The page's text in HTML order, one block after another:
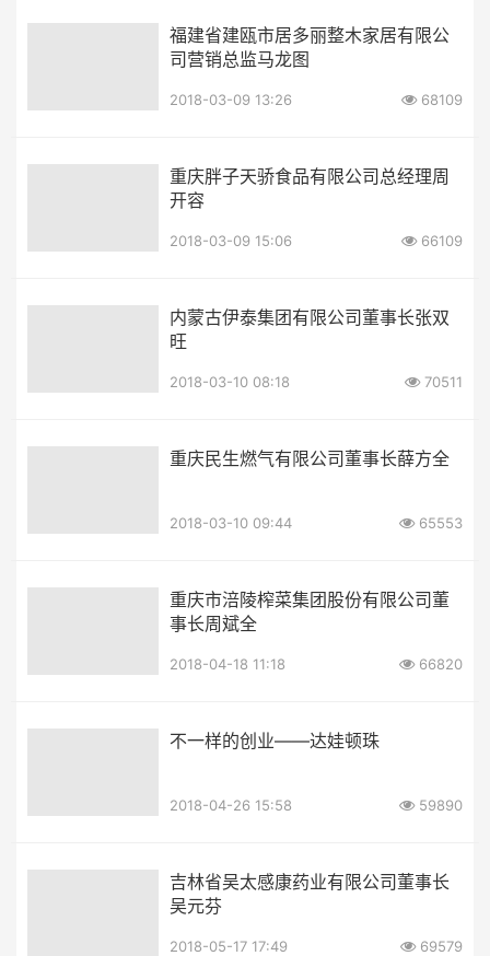
福建省建瓯市居多丽整木家居有限公
司营销总监马龙图
2018-03-09 13:26 68109
重庆胖子天骄食品有限公司总经理周
开容
2018-03-09 15:06 66109
内蒙古伊泰集团有限公司董事长张双
旺
2018-03-10 08:18 70511
重庆民生燃气有限公司董事长薛方全
2018-03-10 09:44 65553
重庆市涪陵榨菜集团股份有限公司董
事长周斌全
2018-04-18 11:18 66820
不一样的创业——达娃顿珠
2018-04-26 15:58 59890
吉林省吴太感康药业有限公司董事长
吴元芬
2018-05-17 17:49 69579